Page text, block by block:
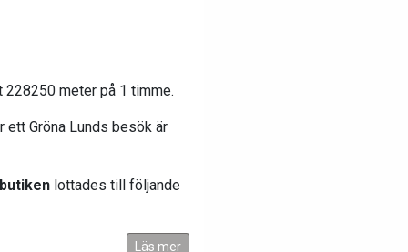
meter på 1 timme.
ett Gröna Lunds besök är
lottades till följande
Läs mer